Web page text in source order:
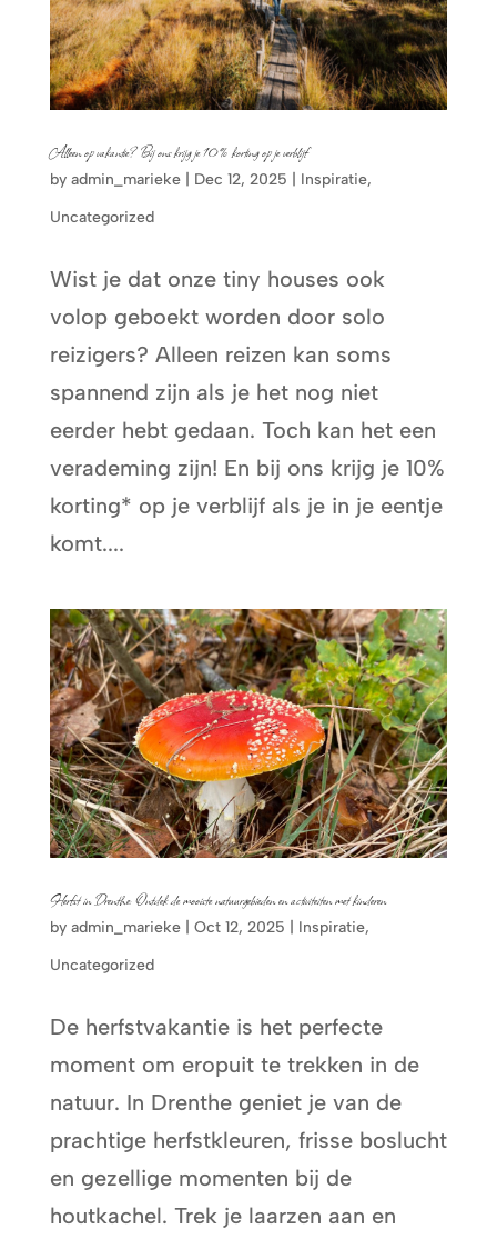
Alleen op vakantie? Bij ons krijg je 10% korting op je verblijf
by admin_marieke| Dec 12, 2025 Inspiratie,
Uncategorized
Wist je dat onze tiny houses ook
volop geboekt worden door solo
reizigers? Alleen reizen kan soms
spannend zijn als je het nog niet
eerder hebt gedaan. Toch kan het een
verademing zijn! En bij ons krijg je 10%
korting* op je verblijf als je in je eentje
komt....
Herfst in Drenthe: Ontdek de mooiste natuurgebieden en activiteiten met kinderen
by admin_marieke| Oct 12, 2025 Inspiratie,
Uncategorized
De herfstvakantie is het perfecte
moment om eropuit te trekken in de
natuur. In Drenthe geniet je van de
prachtige herfstkleuren, frisse boslucht
en gezellige momenten bij de
houtkachel. Trek je laarzen aan en